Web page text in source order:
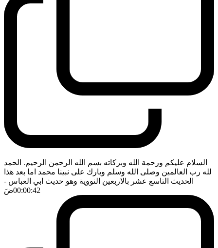
السلام عليكم ورحمة الله وبركاته بسم الله الرحمن الرحيم. الحمد
لله رب العالمين وصلى الله وسلم وبارك على نبينا محمد اما بعد هذا
الحديث التاسع عشر بالاربعين النووية وهو حديث ابي العباس -
00:00:42ضَ